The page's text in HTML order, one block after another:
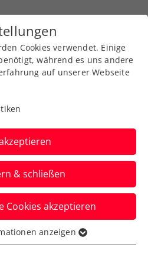
krönt
erstem
sich im Endspiel auch
Cookies verwendet. Einige
während es uns andere
auf unserer Webseite
& schließen
Cookies akzeptieren
für grundlegende
anzeigen